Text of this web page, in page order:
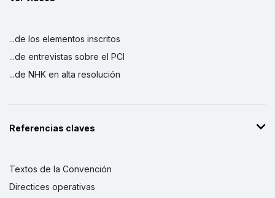
...de los elementos inscritos
...de entrevistas sobre el PCI
...de NHK en alta resolución
Referencias claves
Textos de la Convención
Directices operativas